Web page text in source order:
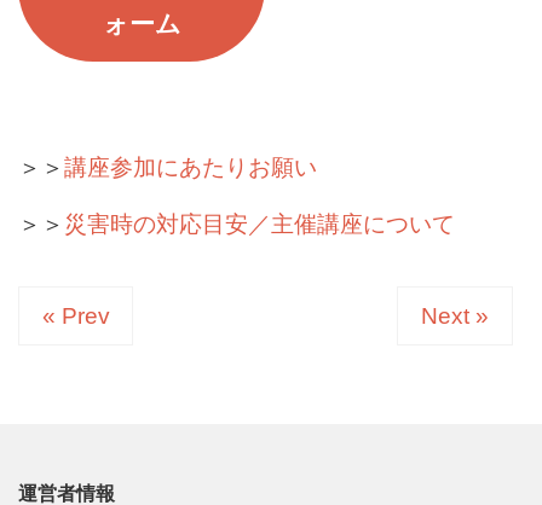
ォーム
＞＞ 講座参加にあたりお願い
＞＞ 災害時の対応目安／主催講座について
« Prev Next »
運営者情報